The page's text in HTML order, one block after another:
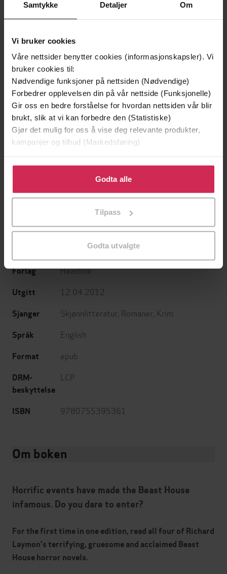
Samtykke Detaljer Om
Vi bruker cookies
Våre nettsider benytter cookies (informasjonskapsler). Vi
bruker cookies til:
Nødvendige funksjoner på nettsiden (Nødvendige)
Forbedrer opplevelsen din på vår nettside (Funksjonelle)
Gir oss en bedre forståelse for hvordan nettsiden vår blir
brukt, slik at vi kan forbedre den (Statistiske)
Gjør det mulig for oss å vise deg relevante produkter,
kampanjer og tilbud (Markedsføring)
Klikk på «Godta alle» for å gi oss ditt samtykke til å
bruke cookies for alle disse formålene. Du kan også
tilpasse ditt samtykke til spesifikke formål ved å klikke
Godta alle
Tilpass
Godta utvalgte
199,-
Minnesota
Jo Nesbø
Four spine-chilling horror novels in one
unmissable collection
Richard Laymon(forfatter)
Forlag Headline
Utgitt 12.04.2012
Sjanger Skjønnlitteratur Romaner Krim
Språk English
Format epub
DRM-
beskyttelse
LCP
ISBN 9780755395361
Om boken
Horrific events have made the Beast House
infamous. Do you dare to enter?
For the first time in one edition, read all four of Richard
Laymon's terrifying, gruesome and acclaimed Beast
House horror novels.